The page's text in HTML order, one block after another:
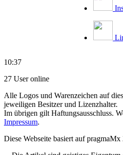
10:37
27 User online
Alle Logos und Warenzeichen auf
jeweiligen Besitzer und Lizenzhalter.
Im übrigen gilt Haftungsausschluss.
Impressum.
Diese Webseite basiert auf pragmaMx